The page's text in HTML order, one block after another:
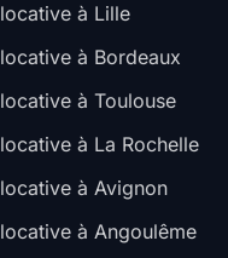
à Lille
à Bordeaux
à Toulouse
à La Rochelle
à Avignon
à Angoulême